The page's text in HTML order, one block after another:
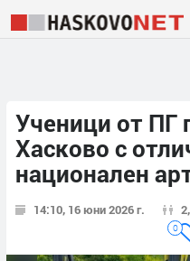
Ученици от ПГ
Хасково с
национален
14:10, 16 юни 2026 г.
0